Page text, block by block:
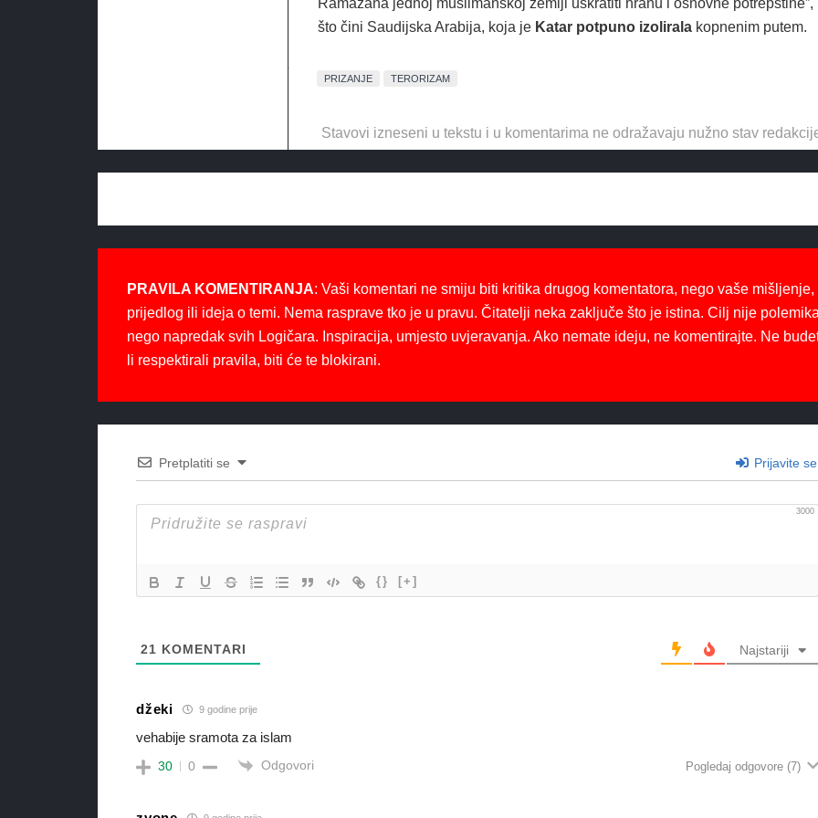
Ramazana jednoj muslimanskoj zemlji uskratiti hranu i osnovne potrepštine”,
što čini Saudijska Arabija, koja je Katar potpuno izoliralakopnenim putem.
PRIZANJE TERORIZAM
Stavovi izneseni u tekstu i u komentarima ne odražavaju nužno stav
PRAVILA KOMENTIRANJA: Vaši komentari ne smiju biti kritika drugog komentatora, nego vaše mišljenje,
prijedlog ili ideja o temi. Nema rasprave tko je u pravu. Čitatelji neka zaključe što je istina. Cilj nije
nego napredak svih Logičara. Inspiracija, umjesto uvjeravanja. Ako nemate ideju, ne komentirajte. Ne
li respektirali pravila, biti će te blokirani.
Pretplatiti se Prijavite se
3000
{} [+]
21 KOMENTARI Najstariji
džeki 9 godine prije
vehabije sramota za islam
30 0 Odgovori Pogledaj odgovore (7)